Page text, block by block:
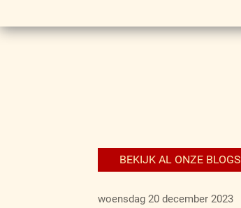
BEKIJK AL ONZE BLOGS
woensdag 20 december 2023